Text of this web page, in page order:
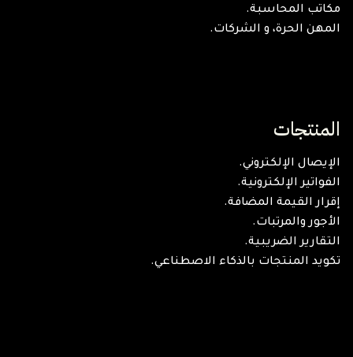
مكاتب المحاسبة.
المهن الحرة، و الشركات.
المنتجات
الإيصال الإلكتروني.
الفواتير الإلكترونية.
إقرار القيمة المضافة.
الأجور والمرتبات.
التقارير الضريبية.
تكويد المنتجات بالذكاء الاصطناعي.